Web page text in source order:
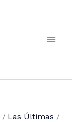
Las Últimas